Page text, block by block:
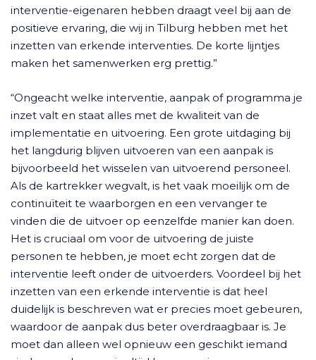
interventie-eigenaren hebben draagt veel bij aan de
positieve ervaring, die wij in Tilburg hebben met het
inzetten van erkende interventies. De korte lijntjes
maken het samenwerken erg prettig.”
“Ongeacht welke interventie, aanpak of programma je
inzet valt en staat alles met de kwaliteit van de
implementatie en uitvoering. Een grote uitdaging bij
het langdurig blijven uitvoeren van een aanpak is
bijvoorbeeld het wisselen van uitvoerend personeel.
Als de kartrekker wegvalt, is het vaak moeilijk om de
continuïteit te waarborgen en een vervanger te
vinden die de uitvoer op eenzelfde manier kan doen.
Het is cruciaal om voor de uitvoering de juiste
personen te hebben, je moet echt zorgen dat de
interventie leeft onder de uitvoerders. Voordeel bij het
inzetten van een erkende interventie is dat heel
duidelijk is beschreven wat er precies moet gebeuren,
waardoor de aanpak dus beter overdraagbaar is. Je
moet dan alleen wel opnieuw een geschikt iemand